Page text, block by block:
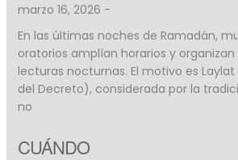
marzo 16, 2026 -
En las últimas noches de Ramadán,
oratorios amplían horarios y
lecturas nocturnas. El motivo es
del Decreto), considerada por la
no
CUÁNDO